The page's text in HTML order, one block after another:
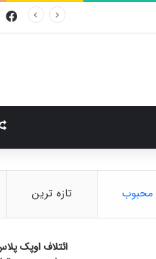
محبوب تازه ترین
ائتلاف اوپک